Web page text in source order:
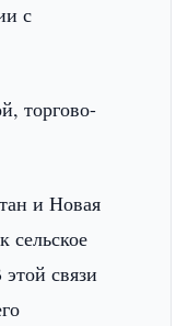
с
торгово-
и Новая
сельское
связи